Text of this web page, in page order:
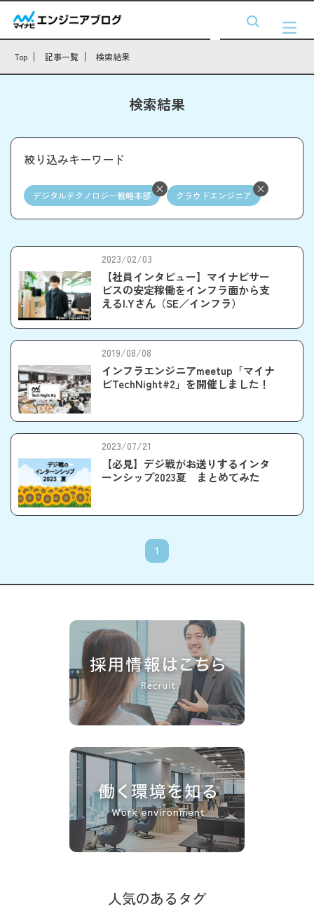
Top 記事一覧 検索結果
検索結果
絞り込みキーワード
デジタルテクノロジー戦略本部 クラウドエンジニア
2023/02/03
【社員インタビュー】マイナビサー
ビスの安定稼働をインフラ面から支
えるI.Yさん（SE／インフラ）
2019/08/08
インフラエンジニアmeetup「マイナ
ビTechNight#2」を開催しました！
2023/07/21
【必見】デジ戦がお送りするインタ
ーンシップ2023夏 まとめてみた
1
人気のあるタグ